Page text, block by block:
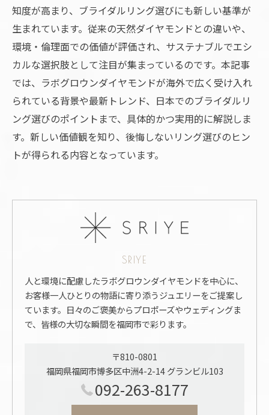
知度が高まり、ブライダルリング選びにも新しい基準が
生まれています。従来の天然ダイヤモンドとの違いや、
環境・倫理面での価値が評価され、サステナブルでエシ
カルな選択肢として注目が集まっているのです。本記事
では、ラボグロウンダイヤモンドが海外で広く受け入れ
られている背景や最新トレンド、日本でのブライダルリ
ング選びのポイントまで、具体的かつ実用的に解説しま
す。新しい価値観を知り、後悔しないリング選びのヒン
トが得られる内容となっています。
SRIYE
人と環境に配慮したラボグロウンダイヤモンドを中心に、
お客様一人ひとりの物語に寄り添うジュエリーをご提案し
ています。日々のご褒美からプロポーズやウェディングま
で、皆様の大切な瞬間を福岡市で彩ります。
〒810-0801
福岡県福岡市博多区中洲4-2-14 グランビル103
092-263-8177